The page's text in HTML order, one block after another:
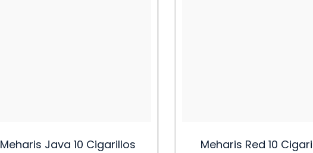
Meharis Java 10 Cigarillos Meharis Red 10